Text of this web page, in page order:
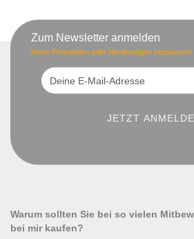
Zum Newsletter anmelden
Keine Preisaktion oder Neulistungen verpassen!
Warum sollten Sie bei so vielen
bei mir kaufen?